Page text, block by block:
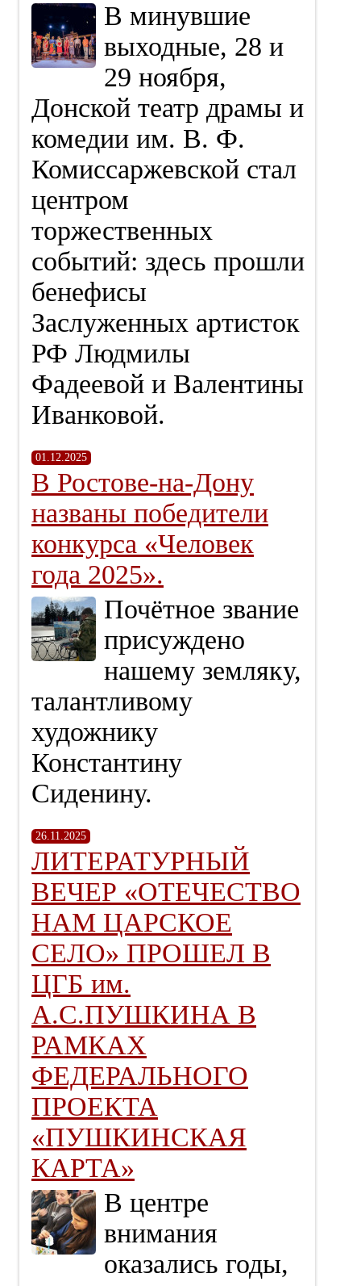
В минувшие
выходные, 28 и
29 ноября,
Донской театр драмы и
комедии им. В. Ф.
Комиссаржевской стал
центром
торжественных
событий: здесь прошли
бенефисы
Заслуженных артисток
РФ Людмилы
Фадеевой и Валентины
Иванковой.
01.12.2025
В Ростове-на-Дону
названы победители
конкурса «Человек
года 2025».
Почётное звание
присуждено
нашему земляку,
талантливому
художнику
Константину
Сиденину.
26.11.2025
ЛИТЕРАТУРНЫЙ
ВЕЧЕР «ОТЕЧЕСТВО
НАМ ЦАРСКОЕ
СЕЛО» ПРОШЕЛ В
ЦГБ им.
А.С.ПУШКИНА В
РАМКАХ
ФЕДЕРАЛЬНОГО
ПРОЕКТА
«ПУШКИНСКАЯ
КАРТА»
В центре
внимания
оказались годы,